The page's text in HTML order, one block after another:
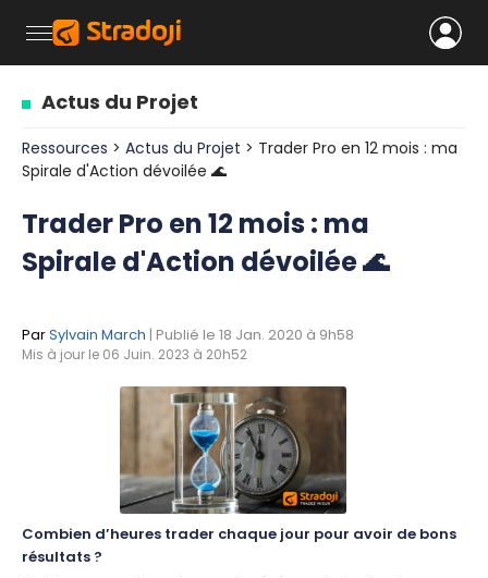
Actus du Projet
Ressources > Actus du Projet > Trader Pro en 12 mois : ma
Spirale d'Action dévoilée 🌊
Trader Pro en 12 mois : ma
Spirale d'Action dévoilée 🌊
ParSylvain March | Publié le 18 Jan. 2020 à 9h58
Mis à jour le 06 Juin. 2023 à 20h52
Combien d’heures trader chaque jour pour avoir de bons
résultats ?